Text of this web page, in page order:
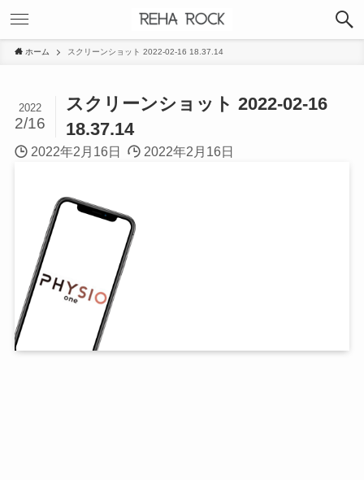
ホーム スクリーンショット 2022-02-16 18.37.14
スクリーンショット 2022-02-16
18.37.14
2022
2/16
2022年2月16日 2022年2月16日